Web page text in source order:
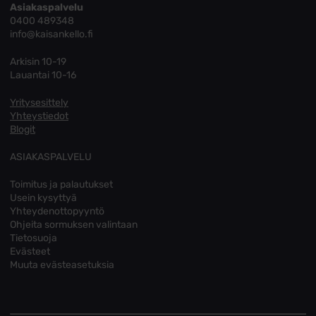
Asiakaspalvelu
0400 489348
info@kaisankello.fi
Arkisin 10-19
Lauantai 10-16
Yritysesittely
Yhteystiedot
Blogit
ASIAKASPALVELU
Toimitus ja palautukset
Usein kysyttyä
Yhteydenottopyyntö
Ohjeita sormuksen valintaan
Tietosuoja
Evästeet
Muuta evästeasetuksia